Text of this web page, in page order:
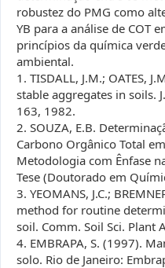
robustez do PMG como
YB para a análise de COT
princípios da química
ambiental.
1. TISDALL, J.M.; OATES,
stable aggregates in soils.
163, 1982.
2. SOUZA, E.B.
Carbono Orgânico Total
Metodologia com Ênfase
Tese (Doutorado em
3. YEOMANS, J.C.;
method for routine
soil. Comm. Soil Sci. Plant
4. EMBRAPA, S. (1997).
solo. Rio de Janeiro: